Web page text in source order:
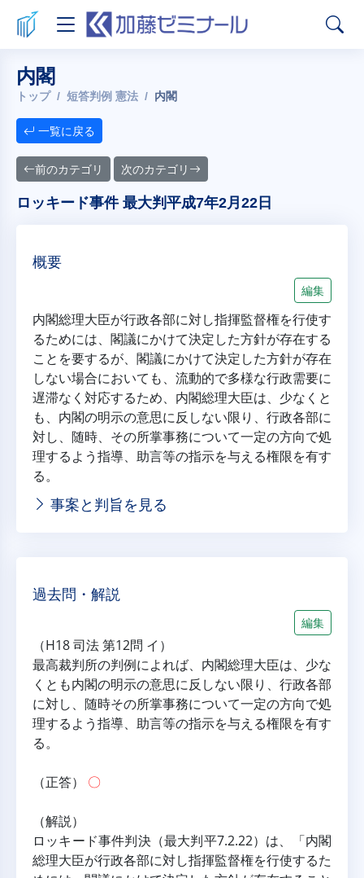
内閣
トップ 短答判例 憲法 内閣
一覧に戻る
前のカテゴリ 次のカテゴリ
ロッキード事件 最大判平成7年2月22日
概要
編集
内閣総理大臣が行政各部に対し指揮監督権を行使す
るためには、閣議にかけて決定した方針が存在する
ことを要するが、閣議にかけて決定した方針が存在
しない場合においても、流動的で多様な行政需要に
遅滞なく対応するため、内閣総理大臣は、少なくと
も、内閣の明示の意思に反しない限り、行政各部に
対し、随時、その所掌事務について一定の方向で処
理するよう指導、助言等の指示を与える権限を有す
る。
事案と判旨を見る
過去問・解説
編集
（H18 司法 第12問 イ）
最高裁判所の判例によれば、内閣総理大臣は、少な
くとも内閣の明示の意思に反しない限り、行政各部
に対し、随時その所掌事務について一定の方向で処
理するよう指導、助言等の指示を与える権限を有す
る。
（正答） 〇
（解説）
ロッキード事件判決（最大判平7.2.22）は、「内閣
総理大臣が行政各部に対し指揮監督権を行使するた